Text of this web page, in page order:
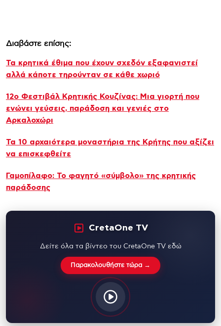
Διαβάστε επίσης:
Τα κρητικά έθιμα που έχουν σχεδόν εξαφανιστεί
αλλά κάποτε τηρούνταν σε κάθε χωριό
12ο Φεστιβάλ Κρητικής Κουζίνας: Μια γιορτή που
ενώνει γεύσεις, παράδοση και γενιές στο
Αρκαλοχώρι
Τα 10 αρχαιότερα μοναστήρια της Κρήτης που αξίζει
να επισκεφθείτε
Γαμοπίλαφο: Το φαγητό «σύμβολο» της κρητικής
παράδοσης
CretaOne TV
Δείτε όλα τα βίντεο του CretaOne TV εδώ
Παρακολουθήστε τώρα →